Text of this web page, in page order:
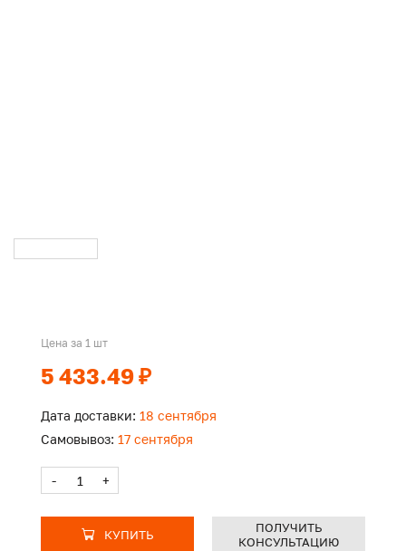
Цена за 1 шт
5 433.49 ₽
Дата доставки: 18 сентября
Самовывоз: 17 сентября
- +
КУПИТЬ
ПОЛУЧИТЬ
КОНСУЛЬТАЦИЮ